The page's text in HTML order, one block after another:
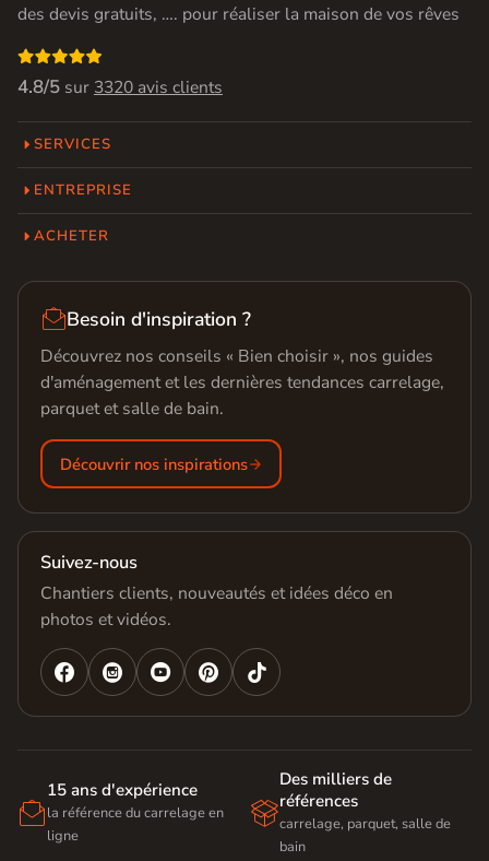
des devis gratuits, …. pour réaliser la maison de vos rêves

4.8/5 sur 3320 avis clients
SERVICES
ENTREPRISE
ACHETER
Besoin d'inspiration ?
Découvrez nos conseils « Bien choisir », nos guides
d'aménagement et les dernières tendances carrelage,
parquet et salle de bain.
Découvrir nos inspirations
Suivez-nous
Chantiers clients, nouveautés et idées déco en
photos et vidéos.
   

15 ans d'expérience
la référence du carrelage en
ligne

Des milliers de
références
carrelage, parquet, salle de
bain